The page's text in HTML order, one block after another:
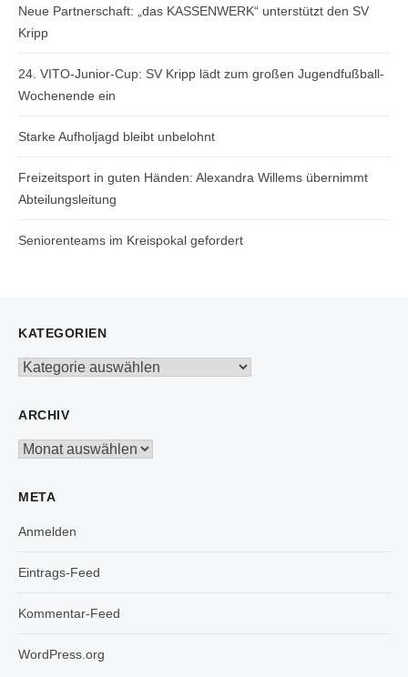
Neue Partnerschaft: „das KASSENWERK“ unterstützt den SV
Kripp
24. VITO-Junior-Cup: SV Kripp lädt zum großen Jugendfußball-
Wochenende ein
Starke Aufholjagd bleibt unbelohnt
Freizeitsport in guten Händen: Alexandra Willems übernimmt
Abteilungsleitung
Seniorenteams im Kreispokal gefordert
KATEGORIEN
Kategorien
ARCHIV
Archiv
META
Anmelden
Eintrags-Feed
Kommentar-Feed
WordPress.org